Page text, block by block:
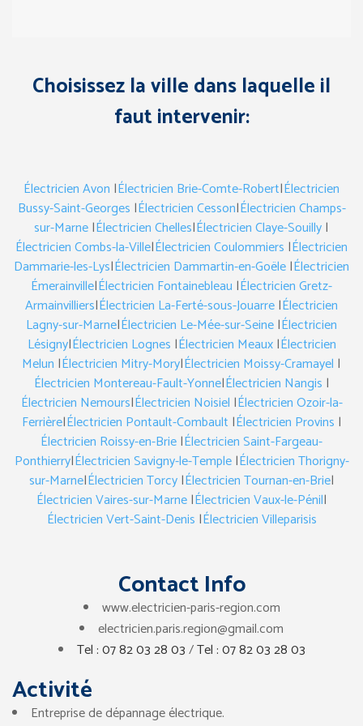
Choisissez la ville dans laquelle il
faut intervenir:
Électricien Avon |Électricien Brie-Comte-Robert|Électricien
Bussy-Saint-Georges |Électricien Cesson|Électricien Champs-
sur-Marne|Électricien Chelles|Électricien Claye-Souilly|
Électricien Combs-la-Ville|Électricien Coulommiers |Électricien
Dammarie-les-Lys|Électricien Dammartin-en-Goële|Électricien
Émerainville|Électricien Fontainebleau |Électricien Gretz-
Armainvilliers|Électricien La-Ferté-sous-Jouarre|Électricien
Lagny-sur-Marne|Électricien Le-Mée-sur-Seine|Électricien
Lésigny|Électricien Lognes |Électricien Meaux|Électricien
Melun |Électricien Mitry-Mory|Électricien Moissy-Cramayel |
Électricien Montereau-Fault-Yonne|Électricien Nangis |
Électricien Nemours|Électricien Noisiel |Électricien Ozoir-la-
Ferrière|Électricien Pontault-Combault |Électricien Provins |
Électricien Roissy-en-Brie|Électricien Saint-Fargeau-
Ponthierry|Électricien Savigny-le-Temple|Électricien Thorigny-
sur-Marne|Électricien Torcy|Électricien Tournan-en-Brie|
Électricien Vaires-sur-Marne|Électricien Vaux-le-Pénil|
Électricien Vert-Saint-Denis |Électricien Villeparisis
Contact Info
www.electricien-paris-region.com
electricien.paris.region@gmail.com
Tel : 07 82 03 28 03/Tel : 07 82 03 28 03
Activité
Entreprise de dépannage électrique.